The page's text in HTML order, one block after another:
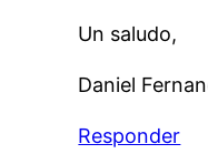
Un saludo,
Daniel
Responder